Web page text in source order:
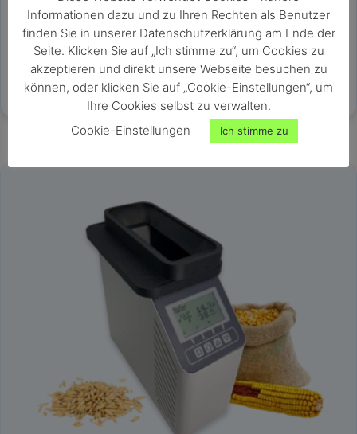
Feuchtetester für Getreide, Saaten & Hülsenfrüchte
sehr schnelle und genaue Ganzkornmessung
großer Messbereich von 0 bis 50% Wassergehalt
keine Probenvorbereitung nötig
Messung innerhalb von Sekunden
Informationen dazu und zu Ihren Rechten als Benutzer
finden Sie in unserer Datenschutzerklärung am Ende der
Seite. Klicken Sie auf „Ich stimme zu“, um Cookies zu
akzeptieren und direkt unsere Webseite besuchen zu
können, oder klicken Sie auf „Cookie-Einstellungen“, um
Ihre Cookies selbst zu verwalten.
Cookie-Einstellungen
Ich stimme zu